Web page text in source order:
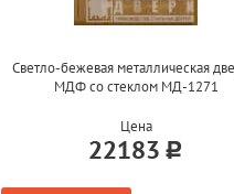
Светло-бежевая металлическая
МДФ со стеклом МД-1271
Цена
22183